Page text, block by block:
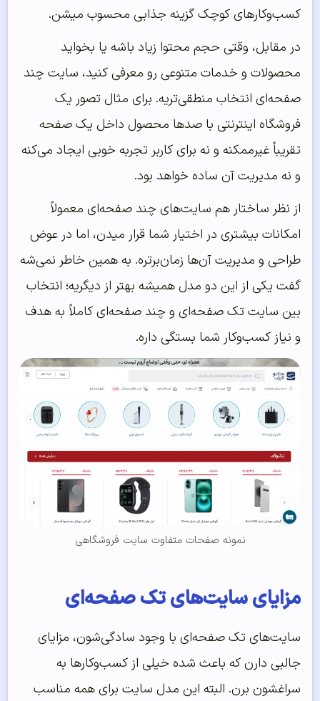
کسب‌وکارهای کوچک گزینه جذابی محسوب میشن.
در مقابل، وقتی حجم محتوا زیاد باشه یا بخواید
محصولات و خدمات متنوعی رو معرفی کنید، سایت چند
صفحه‌ای انتخاب منطقی‌تریه. برای مثال تصور یک
فروشگاه اینترنتی با صدها محصول داخل یک صفحه
تقریباً غیرممکنه و نه برای کاربر تجربه خوبی ایجاد می‌کنه
و نه مدیریت آن ساده خواهد بود.
از نظر ساختار هم سایت‌های چند صفحه‌ای معمولاً
امکانات بیشتری در اختیار شما قرار میدن، اما در عوض
طراحی و مدیریت آن‌ها زمان‌برتره. به همین خاطر نمی‌شه
گفت یکی از این دو مدل همیشه بهتر از دیگریه؛ انتخاب
بین سایت تک صفحه‌ای و چند صفحه‌ای کاملاً به هدف
و نیاز کسب‌وکار شما بستگی داره.
نمونه صفحات متفاوت سایت فروشگاهی
مزایای سایت‌های تک صفحه‌ای
سایت‌های تک صفحه‌ای با وجود سادگی‌شون، مزایای
جالبی دارن که باعث شده خیلی از کسب‌وکارها به
سراغشون برن. البته این مدل سایت برای همه مناسب